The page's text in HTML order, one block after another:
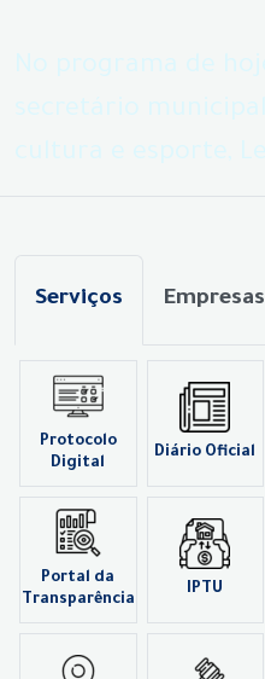
Serviços Empresas
Protocolo
Digital
Diário Oficial
Portal da
Transparência
IPTU